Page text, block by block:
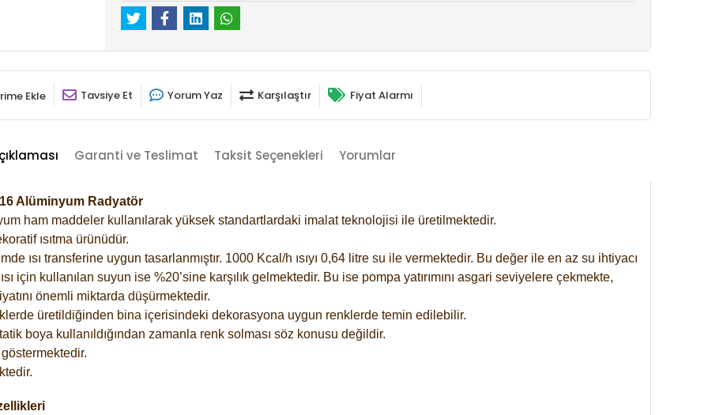
Ekle Tavsiye Et Yorum Yaz Karşılaştır Fiyat Alarmı
Garanti ve Teslimat Taksit Seçenekleri Yorumlar
Alüminyum Radyatör
ham maddeler kullanılarak yüksek standartlardaki imalat teknolojisi ile üretilmektedir.
ısıtma ürünüdür.
ısı transferine uygun tasarlanmıştır. 1000 Kcal/h ısıyı 0,64 litre su ile vermektedir. Bu değer ile en az su ihtiyacı
için kullanılan suyun ise %20’sine karşılık gelmektedir. Bu ise pompa yatırımını asgari seviyelere çekmekte,
önemli miktarda düşürmektedir.
üretildiğinden bina içerisindeki dekorasyona uygun renklerde temin edilebilir.
boya kullanıldığından zamanla renk solması söz konusu değildir.